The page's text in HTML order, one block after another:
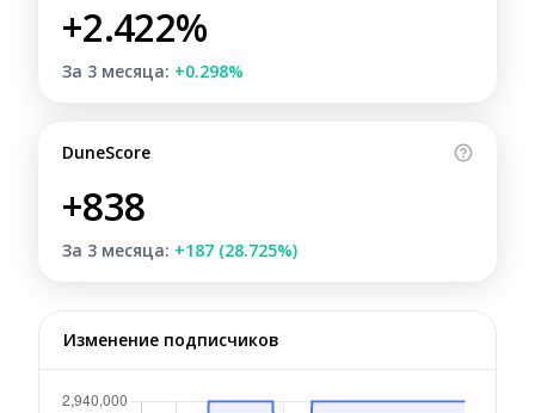
+2.422%
За 3 месяца: +0.298%
DuneScore
+838
За 3 месяца: +187 (28.725%)
Изменение подписчиков